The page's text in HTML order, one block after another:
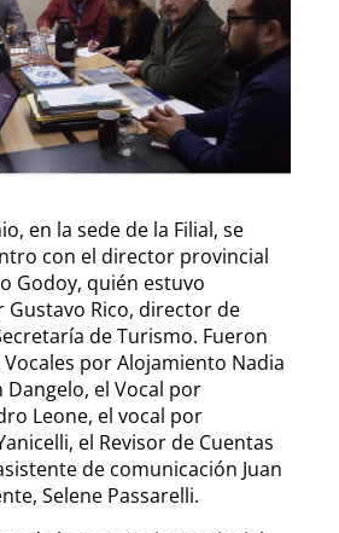
en la sede de la Filial, se
con el director provincial
Godoy, quién estuvo
Rico, director de
de Turismo. Fueron
por Alojamiento Nadia
Dangelo, el Vocal por
Leone, el vocal por
el Revisor de Cuentas
de comunicación Juan
Selene Passarelli.